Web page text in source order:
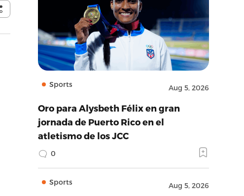
Sports Aug 5, 2026
Oro para Alysbeth Félix en gran
jornada de Puerto Rico en el
atletismo de los JCC
0
Sports Aug 5, 2026